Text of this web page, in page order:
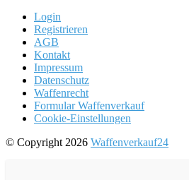
Login
Registrieren
AGB
Kontakt
Impressum
Datenschutz
Waffenrecht
Formular Waffenverkauf
Cookie-Einstellungen
© Copyright 2026 Waffenverkauf24